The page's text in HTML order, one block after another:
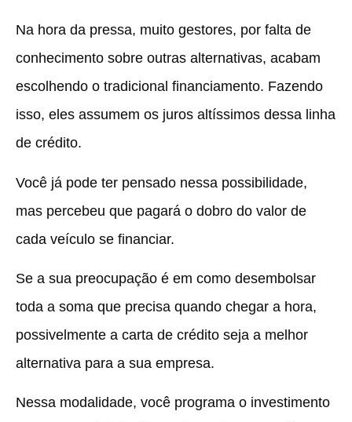
Na hora da pressa, muito gestores, por falta de
conhecimento sobre outras alternativas, acabam
escolhendo o tradicional financiamento. Fazendo
isso, eles assumem os juros altíssimos dessa linha
de crédito.
Você já pode ter pensado nessa possibilidade,
mas percebeu que pagará o dobro do valor de
cada veículo se financiar.
Se a sua preocupação é em como desembolsar
toda a soma que precisa quando chegar a hora,
possivelmente a carta de crédito seja a melhor
alternativa para a sua empresa.
Nessa modalidade, você programa o investimento